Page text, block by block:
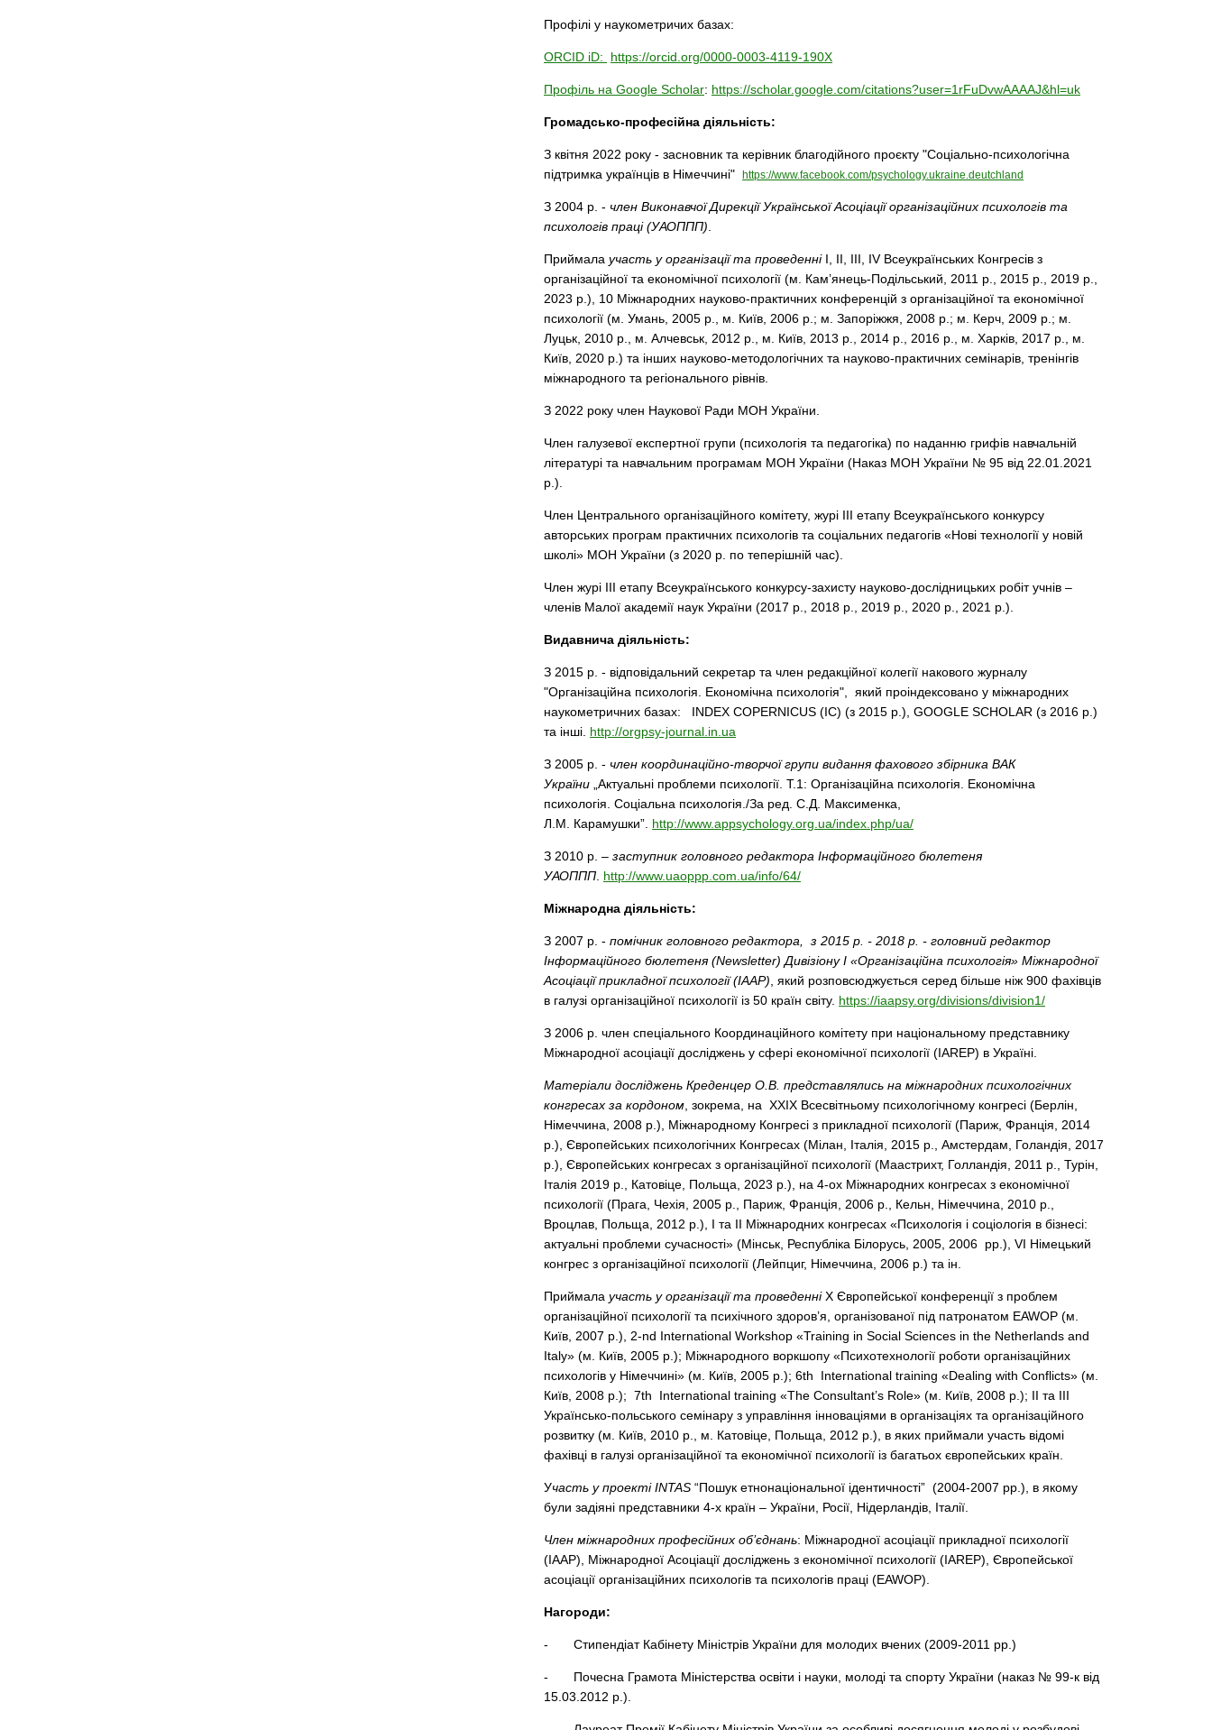
Профілі у наукометричих базах:
ORCID iD: https://orcid.org/0000-0003-4119-190X
Профіль на Google Scholar: https://scholar.google.com/citations?user=1rFuDvwAAAAJ&hl=uk
Громадсько-професійна діяльність:
З квітня 2022 року - засновник та керівник благодійного проєкту "Соціально-психологічна
підтримка українців в Німеччині"
https://www.facebook.com/psychology.ukraine.deutchland
З 2004 р. - член Виконавчої Дирекції Української Асоціації організаційних психологів та
психологів праці (УАОППП)
Приймала участь у організації та проведенніІ, ІІ, ІІІ, IV Всеукраїнських Конгресів з
організаційної та економічної психології (м. Кам’янець-Подільський, 2011 р., 2015 р., 2019 р.,
2023 р.), 10 Міжнародних науково-практичних конференцій з організаційної та економічної
психології (м. Умань, 2005 р., м. Київ, 2006 р.; м. Запоріжжя, 2008 р.; м. Керч, 2009 р.; м.
Луцьк, 2010 р., м. Алчевськ, 2012 р., м. Київ, 2013 р., 2014 р., 2016 р., м. Харків, 2017 р., м.
Київ, 2020 р.) та інших науково-методологічних та науково-практичних семінарів, тренінгів
міжнародного та регіонального рівнів.
З 2022 року член Наукової Ради МОН України.
Член галузевої експертної групи (психологія та педагогіка) по наданню грифів навчальній
літературі та навчальним програмам МОН України (Наказ МОН України № 95 від 22.01.2021
р.).
Член Центрального організаційного комітету, журі ІІІ етапу Всеукраїнського конкурсу
авторських програм практичних психологів та соціальних педагогів «Нові технології у новій
школі» МОН України (з 2020 р. по теперішній час).
Член журі III етапу Всеукраїнського конкурсу-захисту науково-дослідницьких робіт учнів –
членів Малої академії наук України (2017 р., 2018 р., 2019 р., 2020 р., 2021 р.).
Видавнича діяльність:
З 2015 р. - відповідальний секретар та член редакційної колегії накового журналу
"Організаційна психологія. Економічна психологія", який проіндексовано у міжнародних
наукометричних базах: INDEX COPERNICUS (IC) (з 2015 р.), GOOGLE SCHOLAR (з 2016 р.)
та інші. http://orgpsy-journal.in.ua
З 2005 р. - член координаційно-творчої групи видання фахового збірника ВАК
України „Актуальні проблеми психології. Т.1: Організаційна психологія. Економічна
психологія. Соціальна психологія./За ред. С.Д. Максименка,
Л.М. Карамушки”. http://www.appsychology.org.ua/index.php/ua/
З 2010 р. – заступник головного редактора Інформаційного бюлетеня
УАОППП http://www.uaoppp.com.ua/info/64/
Міжнародна діяльність:
З 2007 р. - помічник головного редактора, з 2015 р. - 2018 р. - головний редактор
Інформаційного бюлетеня (Newsletter) Дивізіону І «Організаційна психологія» Міжнародної
Асоціації прикладної психології (IAAP) , який розповсюджується серед більше ніж 900 фахівців
в галузі організаційної психології із 50 країн світу. https://iaapsy.org/divisions/division1/
З 2006 р. член спеціального Координаційного комітету при національному представнику
Міжнародної асоціації досліджень у сфері економічної психології (IAREP) в Україні.
Матеріали досліджень Креденцер О.В. представлялись на міжнародних психологічних
конгресах за кордоном , зокрема, на ХХIХ Всесвітньому психологічному конгресі (Берлін,
Німеччина, 2008 р.), Міжнародному Конгресі з прикладної психології (Париж, Франція, 2014
р.), Європейських психологічних Конгресах (Мілан, Італія, 2015 р., Амстердам, Голандія, 2017
р.), Європейських конгресах з організаційної психології (Маастрихт, Голландія, 2011 р., Турін,
Італія 2019 р., Катовіце, Польща, 2023 р.), на 4-ох Міжнародних конгресах з економічної
психології (Прага, Чехія, 2005 р., Париж, Франція, 2006 р., Кельн, Німеччина, 2010 р.,
Вроцлав, Польща, 2012 р.), І та ІІ Міжнародних конгресах «Психологія і соціологія в бізнесі:
актуальні проблеми сучасності» (Мінськ, Республіка Білорусь, 2005, 2006 рр.), VI Німецький
конгрес з організаційної психології (Лейпциг, Німеччина, 2006 р.) та ін.
Приймала участь у організації та проведенніХ Європейської конференції з проблем
організаційної психології та психічного здоров’я, організованої під патронатом EAWOP (м.
Київ, 2007 р.), 2-nd International Workshop «Training in Social Sciences in the Netherlands and
Italy» (м. Київ, 2005 р.); Міжнародного воркшопу «Психотехнології роботи організаційних
психологів у Німеччині» (м. Київ, 2005 р.); 6th International training «Dealing with Conflicts» (м.
Київ, 2008 р.); 7th International training «The Consultant’s Role» (м. Київ, 2008 р.); ІІ та ІІІ
Українсько-польського семінару з управління інноваціями в організаціях та організаційного
розвитку (м. Київ, 2010 р., м. Катовіце, Польща, 2012 р.), в яких приймали участь відомі
фахівці в галузі організаційної та економічної психології із багатьох європейських країн.
Участь у проекті INTAS “Пошук етнонаціональної ідентичності” (2004-2007 рр.), в якому
були задіяні представники 4-х країн – України, Росії, Нідерландів, Італії.
Член міжнародних професійних об’єднань: Міжнародної асоціації прикладної психології
(ІААР), Міжнародної Асоціації досліджень з економічної психології (IAREP), Європейської
асоціації організаційних психологів та психологів праці (EAWOP).
Нагороди:
- Стипендіат Кабінету Міністрів України для молодих вчених (2009-2011 рр.)
- Почесна Грамота Міністерства освіти і науки, молоді та спорту України (наказ № 99-к від
15.03.2012 р.).